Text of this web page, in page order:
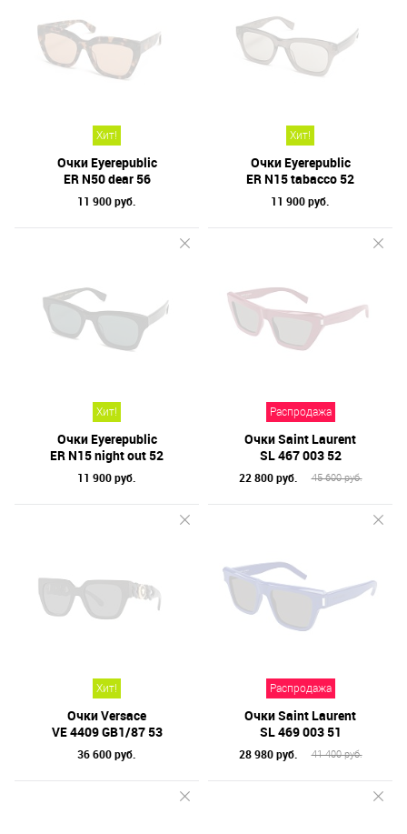
Хит!
Очки Eyerepublic
ER N50 dear 56
11 900 руб.
Хит!
Очки Eyerepublic
ER N15 tabacco 52
11 900 руб.
Хит!
Очки Eyerepublic
ER N15 night out 52
11 900 руб.
Распродажа
Очки Saint Laurent
SL 467 003 52
22 800 руб. 45 600 руб.
Хит!
Очки Versace
VE 4409 GB1/87 53
36 600 руб.
Распродажа
Очки Saint Laurent
SL 469 003 51
28 980 руб. 41 400 руб.